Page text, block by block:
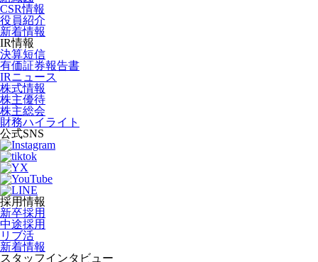
CSR情報
役員紹介
新着情報
IR情報
決算短信
有価証券報告書
IRニュース
株式情報
株主優待
株主総会
財務ハイライト
公式SNS
採用情報
新卒採用
中途採用
リブ活
新着情報
スタッフインタビュー